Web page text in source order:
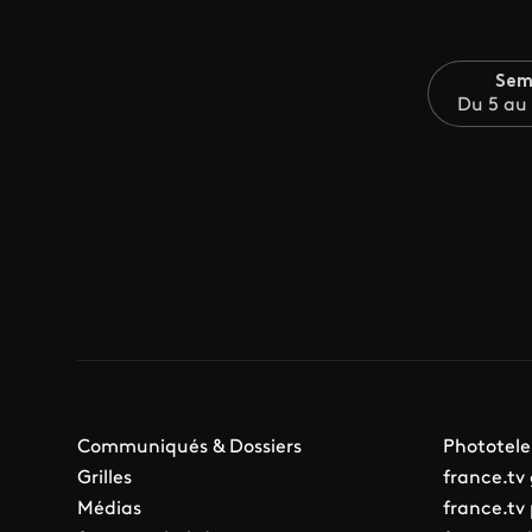
Du 5 au
Communiqués & Dossiers
Grilles
Médias
Phototele
france.tv
france.tv